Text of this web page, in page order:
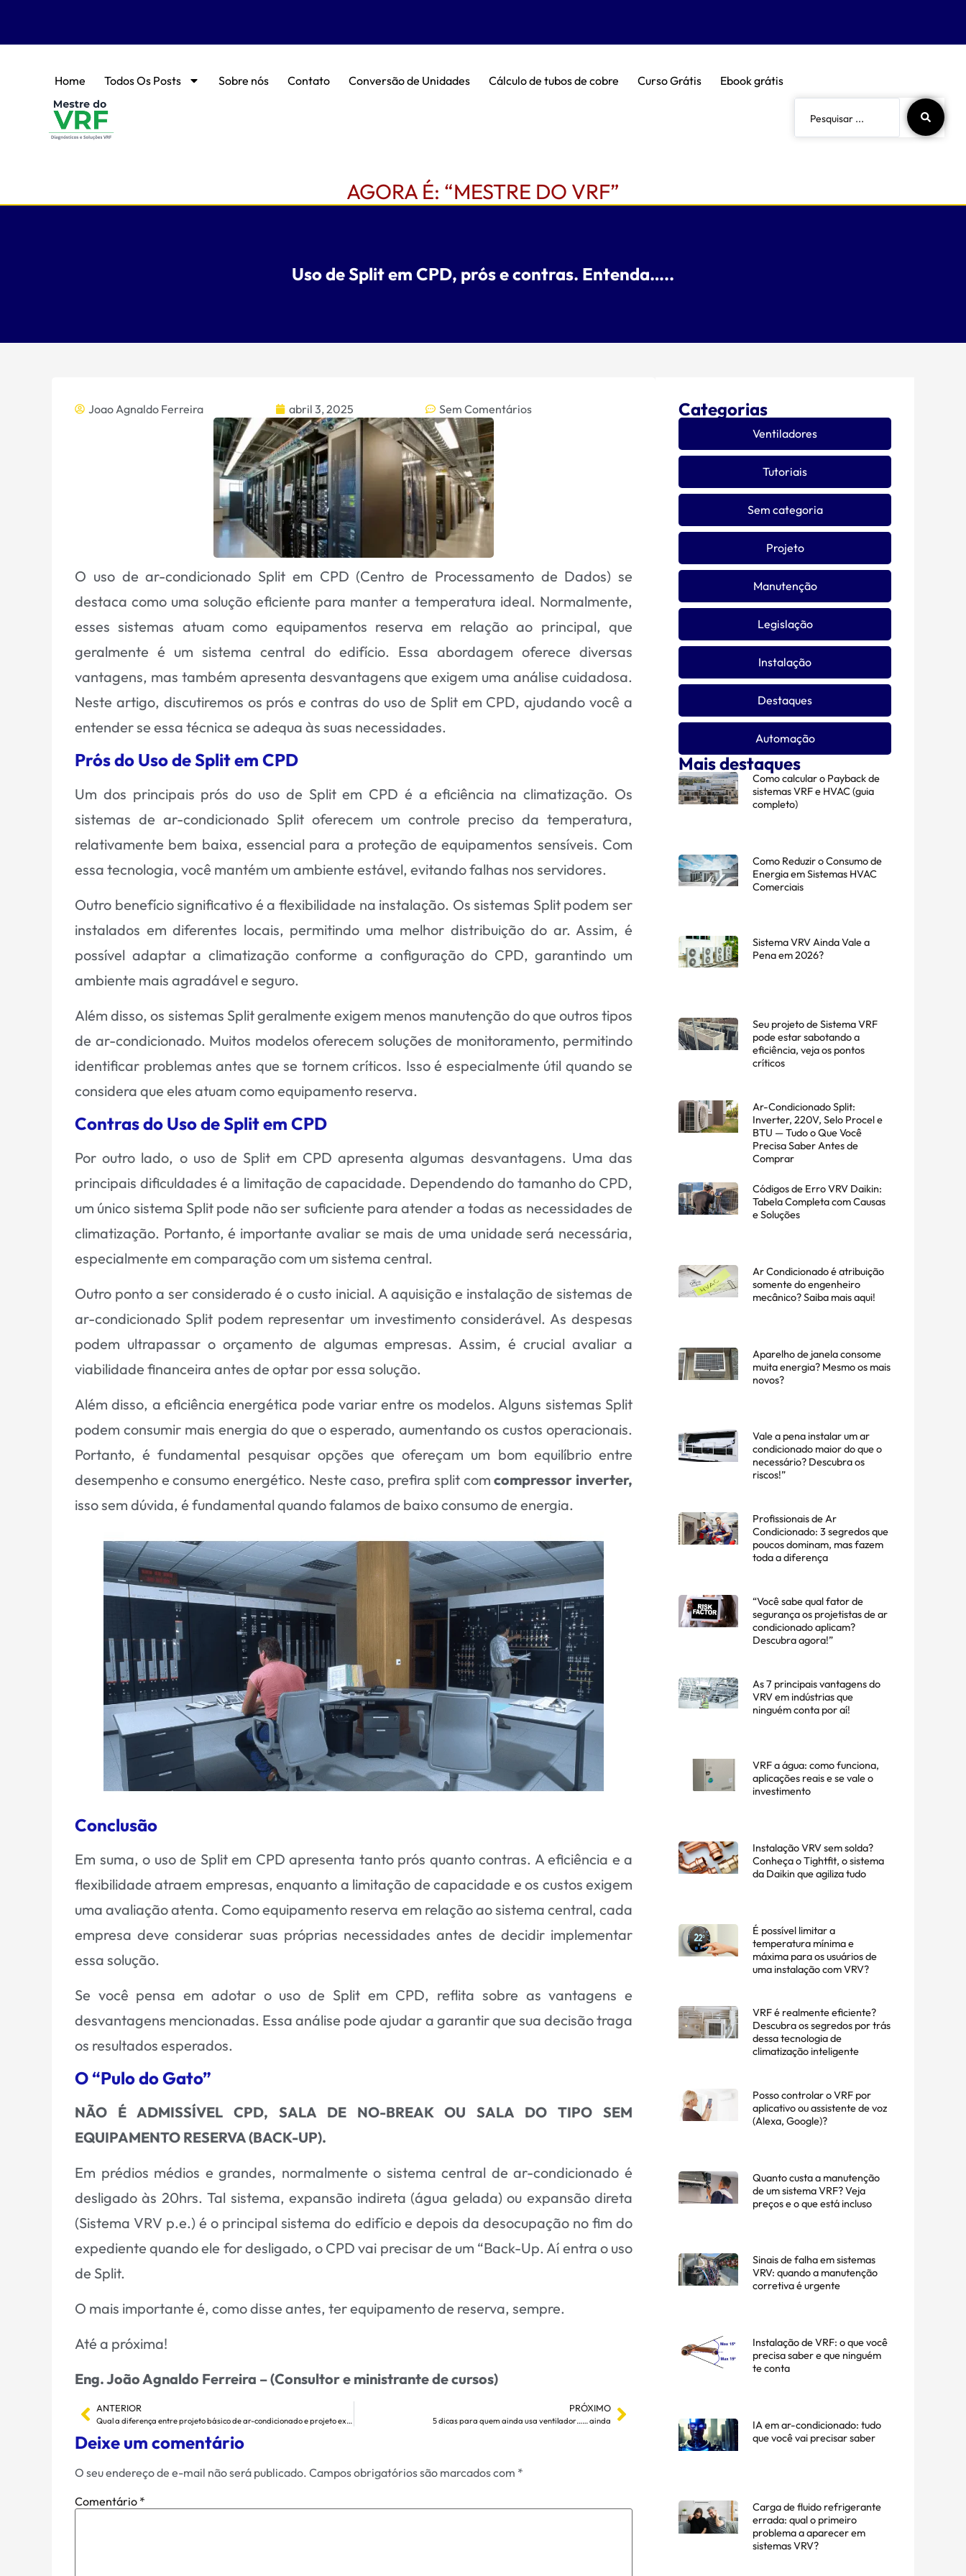
Home Todos Os Posts Sobre nós Contato Conversão de Unidades Cálculo de tubos de cobre Curso Grátis Ebook grátis
AGORA É: “MESTRE DO VRF”
Uso de Split em CPD, prós e contras. Entenda…..
Joao Agnaldo Ferreira abril 3, 2025 Sem Comentários
O uso de ar-condicionado Split em CPD (Centro de Processamento de Dados) se
destaca como uma solução eficiente para manter a temperatura ideal. Normalmente,
esses sistemas atuam como equipamentos reserva em relação ao principal, que
geralmente é um sistema central do edifício. Essa abordagem oferece diversas
vantagens, mas também apresenta desvantagens que exigem uma análise cuidadosa.
Neste artigo, discutiremos os prós e contras do uso de Split em CPD, ajudando você a
entender se essa técnica se adequa às suas necessidades.
Prós do Uso de Split em CPD
Um dos principais prós do uso de Split em CPD é a eficiência na climatização. Os
sistemas de ar-condicionado Split oferecem um controle preciso da temperatura,
relativamente bem baixa, essencial para a proteção de equipamentos sensíveis. Com
essa tecnologia, você mantém um ambiente estável, evitando falhas nos servidores.
Outro benefício significativo é a flexibilidade na instalação. Os sistemas Split podem ser
instalados em diferentes locais, permitindo uma melhor distribuição do ar. Assim, é
possível adaptar a climatização conforme a configuração do CPD, garantindo um
ambiente mais agradável e seguro.
Além disso, os sistemas Split geralmente exigem menos manutenção do que outros tipos
de ar-condicionado. Muitos modelos oferecem soluções de monitoramento, permitindo
identificar problemas antes que se tornem críticos. Isso é especialmente útil quando se
considera que eles atuam como equipamento reserva.
Contras do Uso de Split em CPD
Por outro lado, o uso de Split em CPD apresenta algumas desvantagens. Uma das
principais dificuldades é a limitação de capacidade. Dependendo do tamanho do CPD,
um único sistema Split pode não ser suficiente para atender a todas as necessidades de
climatização. Portanto, é importante avaliar se mais de uma unidade será necessária,
especialmente em comparação com um sistema central.
Outro ponto a ser considerado é o custo inicial. A aquisição e instalação de sistemas de
ar-condicionado Split podem representar um investimento considerável. As despesas
podem ultrapassar o orçamento de algumas empresas. Assim, é crucial avaliar a
viabilidade financeira antes de optar por essa solução.
Além disso, a eficiência energética pode variar entre os modelos. Alguns sistemas Split
podem consumir mais energia do que o esperado, aumentando os custos operacionais.
Portanto, é fundamental pesquisar opções que ofereçam um bom equilíbrio entre
desempenho e consumo energético. Neste caso, prefira split comcompressor inverter,
isso sem dúvida, é fundamental quando falamos de baixo consumo de energia.
Conclusão
Em suma, o uso de Split em CPD apresenta tanto prós quanto contras. A eficiência e a
flexibilidade atraem empresas, enquanto a limitação de capacidade e os custos exigem
uma avaliação atenta. Como equipamento reserva em relação ao sistema central, cada
empresa deve considerar suas próprias necessidades antes de decidir implementar
essa solução.
Se você pensa em adotar o uso de Split em CPD, reflita sobre as vantagens e
desvantagens mencionadas. Essa análise pode ajudar a garantir que sua decisão traga
os resultados esperados.
O “Pulo do Gato”
NÃO É ADMISSÍVEL CPD, SALA DE NO-BREAK OU SALA DO TIPO SEM
EQUIPAMENTO RESERVA (BACK-UP).
Em prédios médios e grandes, normalmente o sistema central de ar-condicionado é
desligado às 20hrs. Tal sistema, expansão indireta (água gelada) ou expansão direta
(Sistema VRV p.e.) é o principal sistema do edifício e depois da desocupação no fim do
expediente quando ele for desligado, o CPD vai precisar de um “Back-Up. Aí entra o uso
de Split.
O mais importante é, como disse antes, ter equipamento de reserva, sempre.
Até a próxima!
Eng. João Agnaldo Ferreira – (Consultor e ministrante de cursos)
ANTERIOR
Qual a diferença entre projeto básico de ar-condicionado e projeto executivo?
PRÓXIMO
5 dicas para quem ainda usa ventilador…… ainda
Deixe um comentário
O seu endereço de e-mail não será publicado. Campos obrigatórios são marcados com *
Comentário *
Categorias
Ventiladores
Tutoriais
Sem categoria
Projeto
Manutenção
Legislação
Instalação
Destaques
Automação
Mais destaques
Como calcular o Payback de
sistemas VRF e HVAC (guia
completo)
Como Reduzir o Consumo de
Energia em Sistemas HVAC
Comerciais
Sistema VRV Ainda Vale a
Pena em 2026?
Seu projeto de Sistema VRF
pode estar sabotando a
eficiência, veja os pontos
críticos
Ar-Condicionado Split:
Inverter, 220V, Selo Procel e
BTU — Tudo o Que Você
Precisa Saber Antes de
Comprar
Códigos de Erro VRV Daikin:
Tabela Completa com Causas
e Soluções
Ar Condicionado é atribuição
somente do engenheiro
mecânico? Saiba mais aqui!
Aparelho de janela consome
muita energia? Mesmo os mais
novos?
Vale a pena instalar um ar
condicionado maior do que o
necessário? Descubra os
riscos!”
Profissionais de Ar
Condicionado: 3 segredos que
poucos dominam, mas fazem
toda a diferença
“Você sabe qual fator de
segurança os projetistas de ar
condicionado aplicam?
Descubra agora!”
As 7 principais vantagens do
VRV em indústrias que
ninguém conta por aí!
VRF a água: como funciona,
aplicações reais e se vale o
investimento
Instalação VRV sem solda?
Conheça o Tightfit, o sistema
da Daikin que agiliza tudo
É possível limitar a
temperatura mínima e
máxima para os usuários de
uma instalação com VRV?
VRF é realmente eficiente?
Descubra os segredos por trás
dessa tecnologia de
climatização inteligente
Posso controlar o VRF por
aplicativo ou assistente de voz
(Alexa, Google)?
Quanto custa a manutenção
de um sistema VRF? Veja
preços e o que está incluso
Sinais de falha em sistemas
VRV: quando a manutenção
corretiva é urgente
Instalação de VRF: o que você
precisa saber e que ninguém
te conta
IA em ar-condicionado: tudo
que você vai precisar saber
Carga de fluido refrigerante
errada: qual o primeiro
problema a aparecer em
sistemas VRV?